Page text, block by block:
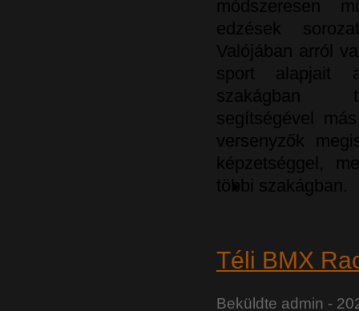
módszeresen
edzések
Valójában arról
sport alapjait
szakágban
segítségével
versenyzők
képzetséggel,
többi szakágban.
Téli BMX
Beküldte admin -